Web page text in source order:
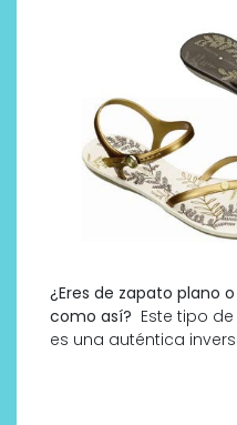
¿Eres de zapato plano
como así? Este tipo
es una auténtica